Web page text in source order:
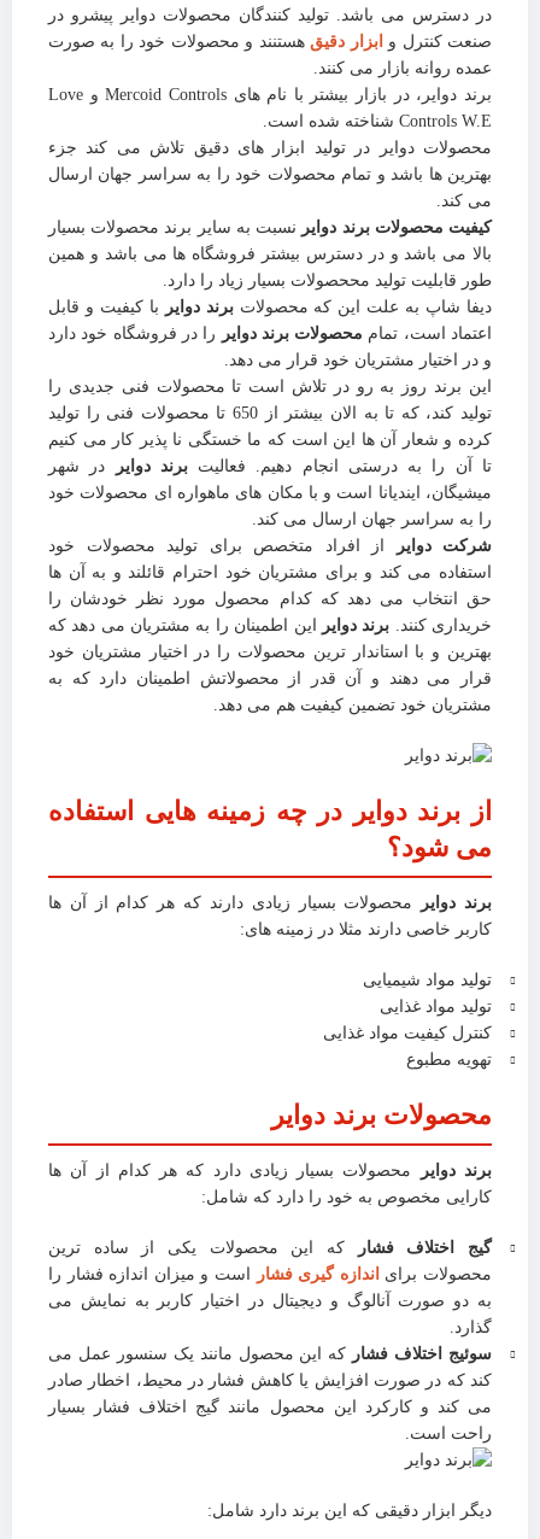
در دسترس می باشد. تولید کنندگان محصولات دوایر پیشرو در
صنعت کنترل و ابزار دقیق هستنند و محصولات خود را به صورت
عمده روانه بازار می کنند.
برند دوایر، در بازار بیشتر با نام های Mercoid Controls و Love
Controls W.E شناخته شده است.
محصولات دوایر در تولید ابزار های دقیق تلاش می کند جزء
بهترین ها باشد و تمام محصولات خود را به سراسر جهان ارسال
می کند.
کیفیت محصولات برند دوایر نسبت به سایر برند محصولات بسیار
بالا می باشد و در دسترس بیشتر فروشگاه ها می باشد و همین
طور قابلیت تولید مححصولات بسیار زیاد را دارد.
دیفا شاپ به علت این که محصولاتبرند دوایر با کیفیت و قابل
اعتماد است، تمام محصولات برند دوایر
را در فروشگاه خود دارد
و در اختیار مشتریان خود قرار می دهد.
این برند روز به رو در تلاش است تا محصولات فنی جدیدی را
تولید کند، که تا به الان بیشتر از 650 تا محصولات فنی را تولید
کرده و شعار آن ها این است که ما خستگی نا پذیر کار می کنیم
تا آن را به درستی انجام دهیم. فعالیتبرند دوایر
در شهر
میشیگان، ایندیانا است و با مکان های ماهواره ای محصولات خود
را به سراسر جهان ارسال می کند.
شرکت دوایر
از افراد متخصص برای تولید محصولات خود
استفاده می کند و برای مشتریان خود احترام قائلند و به آن ها
حق انتخاب می دهد که کدام محصول مورد نظر خودشان را
خریداری کنند. برند دوایر این اطمینان را به مشتریان می دهد که
بهترین و با استاندار ترین محصولات را در اختیار مشتریان خود
قرار می دهند و آن قدر از محصولاتش اطمینان دارد که به
مشتریان خود تضمین کیفیت هم می دهد.
از برند دوایر در چه زمینه هایی استفاده
می شود؟
برند دوایر
محصولات بسیار زیادی دارند که هر کدام از آن ها
کاربر خاصی دارند مثلا در زمینه های:
تولید مواد شیمیایی
تولید مواد غذایی
کنترل کیفیت مواد غذایی
تهویه مطبوع
محصولات برند دوایر
برند دوایر
محصولات بسیار زیادی دارد که هر کدام از آن ها
کارایی مخصوص به خود را دارد که شامل:
گیج اختلاف فشار
که این محصولات یکی از ساده ترین
محصولات برای اندازه گیری فشار
است و میزان اندازه فشار را
به دو صورت آنالوگ و دیجیتال در اختیار کاربر به نمایش می
گذارد.
سوئیج اختلاف فشار که این محصول مانند یک سنسور عمل می
کند که در صورت افزایش یا کاهش فشار در محیط، اخطار صادر
می کند و کارکرد این محصول مانند گیج اختلاف فشار بسیار
راحت است.
دیگر ابزار دقیقی که این برند دارد شامل: